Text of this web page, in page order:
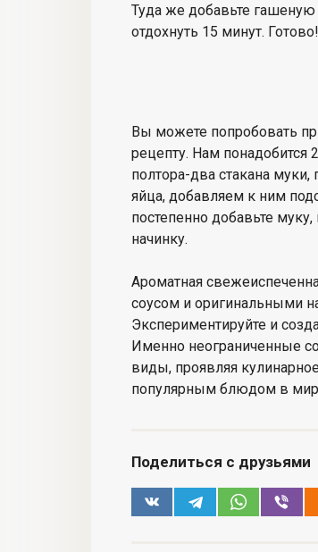
Туда же добавьте гашеную
отдохнуть 15 минут. Готово!
Вы можете попробовать
рецепту. Нам понадобится
полтора-два стакана
яйца, добавляем к ним
постепенно добавьте
начинку.
Ароматная
соусом и оригинальными
Экспериментируйте и
Именно неограниченные
виды, проявляя
популярным блюдом в
Поделиться с друзьями